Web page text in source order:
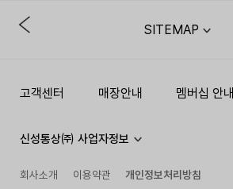
SITEMAP
고객센터 매장안내 멤버십 안내
신성통상㈜ 사업자정보
회사소개 이용약관
개인정보처리방침